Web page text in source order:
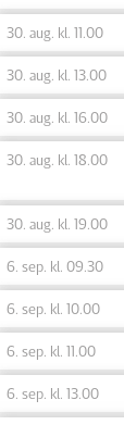
30. aug. kl. 11.00
30. aug. kl. 13.00
30. aug. kl. 16.00
30. aug. kl. 18.00
30. aug. kl. 19.00
6. sep. kl. 09.30
6. sep. kl. 10.00
6. sep. kl. 11.00
6. sep. kl. 13.00